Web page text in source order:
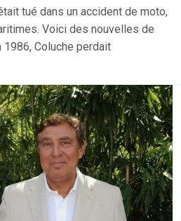
tué dans un accident de moto,
Voici des nouvelles de
1986, Coluche perdait